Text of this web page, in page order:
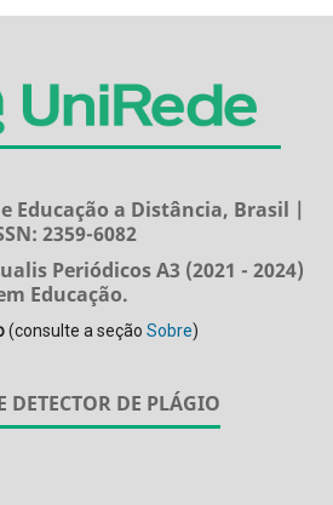
Educação a Distância, Brasil |
2359-6082
Periódicos A3 (2021 - 2024)
Educação.
(consulte a seção Sobre)
DETECTOR DE PLÁGIO